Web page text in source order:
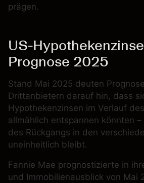
prägen.
US-
Prognose 2025
Stand Mai 2025 deuten
Drittanbietern darauf hin, dass
Hypothekenzinsen im Verlauf
allmählich entspannen könnten
des Rückgangs in den
uneinheitlich bleibt.
Fannie Mae prognostizierte in
und Immobilienausblick von Mai